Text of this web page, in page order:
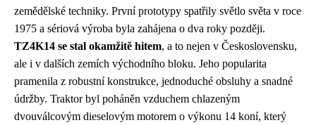
zemědělské techniky. První prototypy spatřily světlo světa v roce
1975 a sériová výroba byla zahájena o dva roky později.
TZ4K14 se stal okamžitě hitem, a to nejen v Československu,
ale i v dalších zemích východního bloku. Jeho popularita
pramenila z robustní konstrukce, jednoduché obsluhy a snadné
údržby. Traktor byl poháněn vzduchem chlazeným
dvouválcovým dieselovým motorem o výkonu 14 koní, který